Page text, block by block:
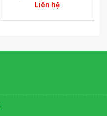
Liên hệ